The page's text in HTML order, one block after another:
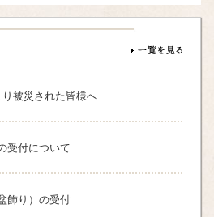
被災された皆様へ
受付について
飾り）の受付